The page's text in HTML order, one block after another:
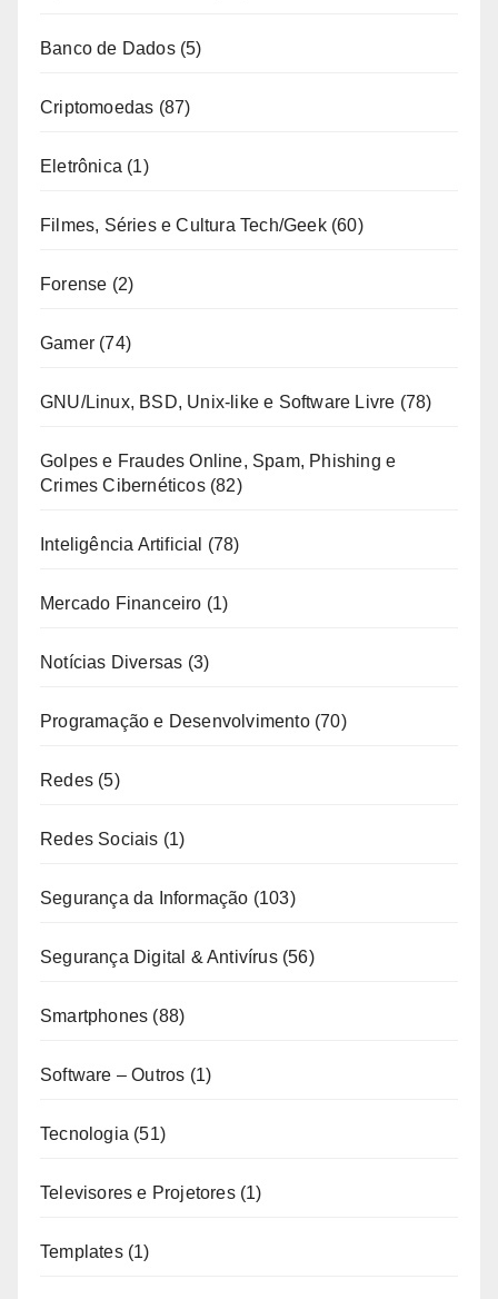
Banco de Dados(5)
Criptomoedas (87)
Eletrônica (1)
Filmes, Séries e Cultura Tech/Geek(60)
Forense (2)
Gamer (74)
GNU/Linux, BSD, Unix-like e Software Livre (78)
Golpes e Fraudes Online, Spam, Phishing e
Crimes Cibernéticos(82)
Inteligência Artificial (78)
Mercado Financeiro (1)
Notícias Diversas (3)
Programação e Desenvolvimento(70)
Redes (5)
Redes Sociais (1)
Segurança da Informação (103)
Segurança Digital & Antivírus(56)
Smartphones (88)
Software – Outros (1)
Tecnologia (51)
Televisores e Projetores(1)
Templates(1)